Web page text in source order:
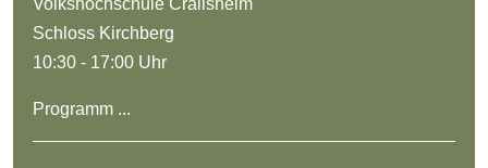
Volkshochschule Crailsheim
Schloss Kirchberg
10:30 - 17:00 Uhr
Programm ...